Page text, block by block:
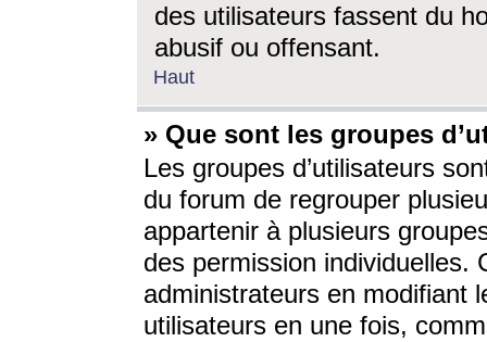
des utilisateurs fassent du
abusif ou offensant.
Haut
» Que sont les groupes
Les groupes d’utilisateurs
du forum de regrouper
appartenir à plusieurs
des permission individuelles.
administrateurs en modifiant
utilisateurs en une fois,